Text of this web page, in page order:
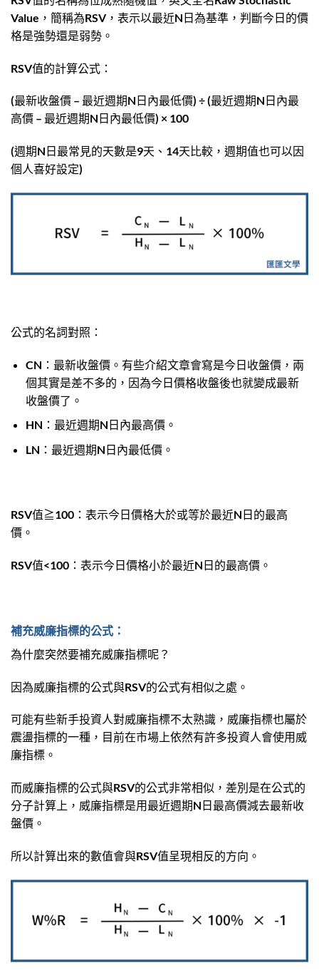
Value，簡稱為RSV，表示以最近N日為基準，判斷今日的價
格是強勢還是弱勢。
RSV值的計算公式：
(最新收盤價 – 最近週期N日內最低價) ÷ (最近週期N日內最
高價 – 最近週期N日內最低價) × 100
(週期N日最常見的天數是9天、14天比較，週期值也可以因
個人喜好設定)
公式的名詞對照：
CN：最新收盤價。有些介紹文章會寫是今日收盤價，兩
個其實是差不多的，因為今日價格收盤後也就變成最新
收盤價了。
HN：最近週期N日內最高價。
LN：最近週期N日內最低價。
RSV值≧100：表示今日價格大於或等於最近N日的最高
價。
RSV值<100：表示今日價格小於最近N日的最高價。
補充威廉指標的公式：
為什麼突然要補充威廉指標呢？
因為威廉指標的公式與RSV的公式有相似之處。
可能有些新手投資人對威廉指標不太熟識，威廉指標也屬於
震盪指標的一種，目前在市場上依然有許多投資人會使用威
廉指標。
而威廉指標的公式與RSV的公式非常相似，差別是在公式的
分子計算上，威廉指標是用最近週期N日最高價減去最新收
盤價。
所以計算出來的數值會與RSV值呈現相反的方向。